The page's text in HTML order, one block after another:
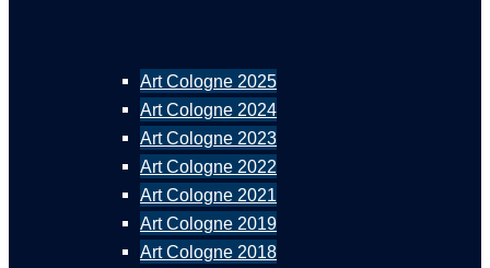
Art Cologne 2025
Art Cologne 2024
Art Cologne 2023
Art Cologne 2022
Art Cologne 2021
Art Cologne 2019
Art Cologne 2018